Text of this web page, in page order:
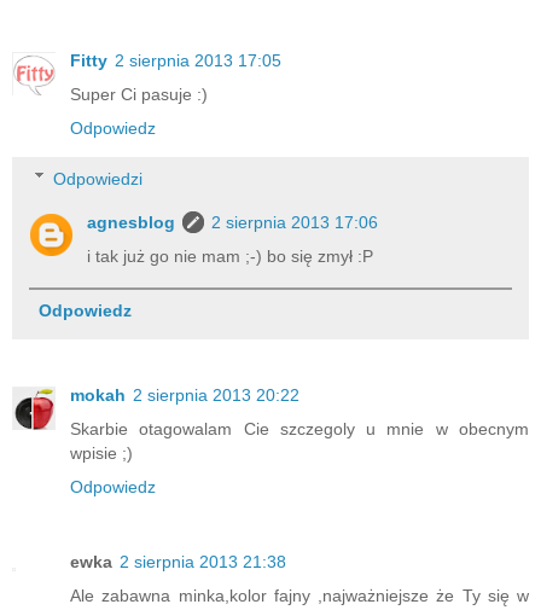
Fitty 2 sierpnia 2013 17:05
Super Ci pasuje :)
Odpowiedz
Odpowiedzi
agnesblog
2 sierpnia 2013 17:06
i tak już go nie mam ;-) bo się zmył :P
Odpowiedz
mokah 2 sierpnia 2013 20:22
Skarbie otagowalam Cie szczegoly u mnie w obecnym
wpisie ;)
Odpowiedz
ewka 2 sierpnia 2013 21:38
Ale zabawna minka,kolor fajny ,najważniejsze że Ty się w